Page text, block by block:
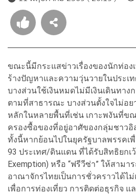
ขณะนี้มีกระแสข่าวเรื่องของนักท่อง
ร้างปัญหาและความวุ่นวายในประเ
บางส่วนใช้เงินหมดไม่มีเงินเดินทาง
ตามที่สาธารณะ บางส่วนตั้งใจไม่อย
หลักในหลายพื้นที่เช่น เกาะพงันที่ข
ครองซื้อของที่อยู่อาศัของกลุ่มชาวอิ
ทั้งนี้หากย้อนไปในยุครัฐบาลพรรคเ
93 ประเทศ/ดินแดน ที่ได้รับสิทธิยกเ
Exemption) หรือ “ฟรีวีซ่า” ให้สาม
อาณาจักรไทยเป็นการชั่วคราวได้ไม่
เพื่อการท่องเที่ยว การติดต่อธุรกิจ แ